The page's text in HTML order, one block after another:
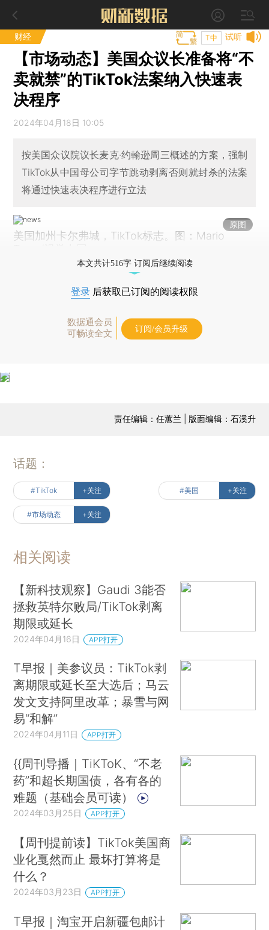
财经 试听
T中
【市场动态】美国众议长准备将“不
卖就禁”的TikTok法案纳入快速表
决程序
2024年04月18日 10:05
按美国众议院议长麦克·约翰逊周三概述的方案，强制
TikTok从中国母公司字节跳动剥离否则就封杀的法案
将通过快速表决程序进行立法
原图
美国加州卡尔弗城，TikTok标志。图：Mario
本文共计516字 订阅后继续阅读
登录 后获取已订阅的阅读权限
数据通会员
可畅读全文
订阅/会员升级
责任编辑：任蕙兰 | 版面编辑：石溪升
话题：
#TikTok +关注 #美国 +关注
#市场动态 +关注
相关阅读
【新科技观察】Gaudi 3能否
拯救英特尔败局/TikTok剥离
期限或延长
2024年04月16日 APP打开
T早报｜美参议员：TikTok剥
离期限或延长至大选后；马云
发文支持阿里改革；暴雪与网
易“和解”
2024年04月11日 APP打开
{{周刊导播｜TiKToK、“不老
药”和超长期国债，各有各的
难题（基础会员可读）
2024年03月25日 APP打开
【周刊提前读】TikTok美国商
业化戛然而止 最坏打算将是
什么？
2024年03月23日 APP打开
T早报｜淘宝开启新疆包邮计